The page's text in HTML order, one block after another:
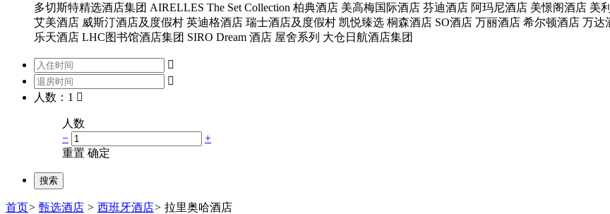
多切斯特精选酒店集团 AIRELLES The Set Collection 柏典酒店 美高梅国际酒店 芬迪酒店 阿玛尼酒店 美憬阁酒店 美
艾美酒店 威斯汀酒店及度假村 英迪格酒店 瑞士酒店及度假村 凯悦臻选 桐森酒店 SO酒店 万丽酒店 希尔顿酒店 万达
乐天酒店 LHC图书馆酒店集团 SIRO Dream 酒店 屋舍系列 大仓日航酒店集团


人数：1 
人数
−
+
重置 确定
首页> 甄选酒店 > 西班牙酒店> 拉里奥哈酒店